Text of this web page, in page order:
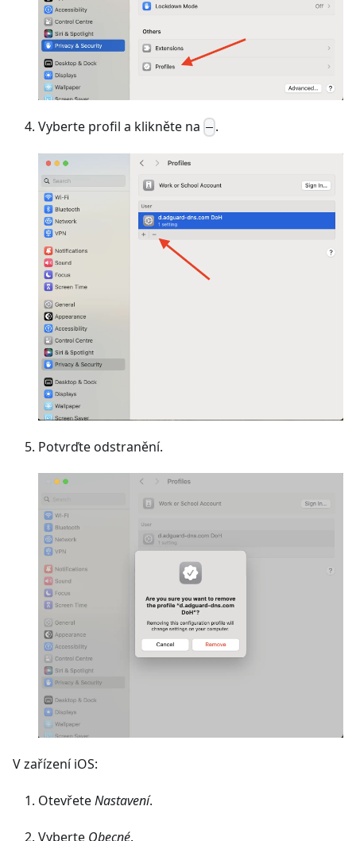
Vyberte profil a klikněte na – .
Potvrďte odstranění.
V zařízení iOS:
OtevřeteNastavení.
Vyberte Obecné.